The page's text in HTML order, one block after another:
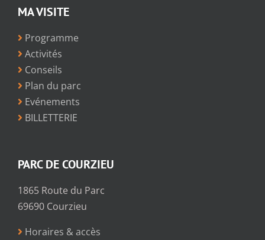
MA VISITE
Programme
Activités
Conseils
Plan du parc
Evénements
BILLETTERIE
PARC DE COURZIEU
1865 Route du Parc
69690 Courzieu
Horaires & accès